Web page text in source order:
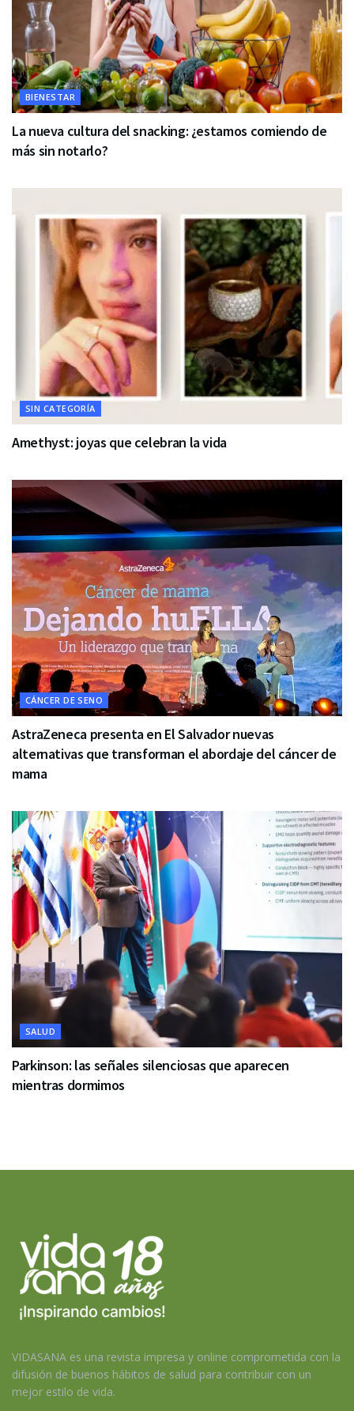
BIENESTAR
La nueva cultura del snacking: ¿estamos comiendo de
más sin notarlo?
SIN CATEGORÍA
Amethyst: joyas que celebran la vida
CÁNCER DE SENO
AstraZeneca presenta en El Salvador nuevas
alternativas que transforman el abordaje del cáncer de
mama
SALUD
Parkinson: las señales silenciosas que aparecen
mientras dormimos
VIDASANA es una revista impresa y online comprometida con la
difusión de buenos hábitos de salud para contribuir con un
mejor estilo de vida.